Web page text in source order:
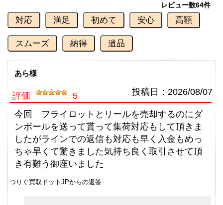
ダイワ 銀影競技T85K 未使用
釣具買取クーポンg-
turi20260603（2026/06/30迄）
84,000円
2026/06/06
ダイワ 銀影競技メガトルク 急瀬
抜 H90V 未使用
釣具買取クーポン
turi20260604
（2026/06/30迄）
2026/06/06
ダイワ 銀影 エア T90 N 未使用
釣具買取クーポン g-
turi20260605 （2026/06/30迄）
33,000円
2026/06/06
シマノ 電動リール 22 ビーストマ
スター MD 6000 未使用
釣具買取クーポン g-
turi20260606 （2026/06/30迄）
75,000円
2026/06/06
レビュー数64件
対応 満足 初めて 安心 高額
スムーズ 納得 遺品
あら様
評価 5 投稿日： 2026/08/07
今回 フライロットとリールを売却するのにダ
ンボールを送って貰って集荷対応もして頂きま
したがラインでの返信も対応も早く入金もめっ
ちゃ早くて驚きました気持ち良く取引させて頂
き有難う御座いました
つりぐ買取ドットJPからの返答